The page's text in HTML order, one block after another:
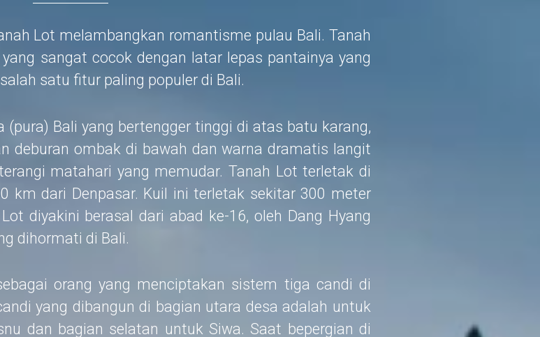
Lot melambangkan romantisme pulau Bali. Tanah
sangat cocok dengan latar lepas pantainya yang
satu fitur paling populer di Bali.
(pura) Bali yang bertengger tinggi di atas batu karang,
deburan ombak di bawah dan warna dramatis langit
matahari yang memudar. Tanah Lot terletak di
km dari Denpasar. Kuil ini terletak sekitar 300 meter
diyakini berasal dari abad ke-16, oleh Dang Hyang
dihormati di Bali.
orang yang menciptakan sistem tiga candi di
yang dibangun di bagian utara desa adalah untuk
dan bagian selatan untuk Siwa. Saat bepergian di